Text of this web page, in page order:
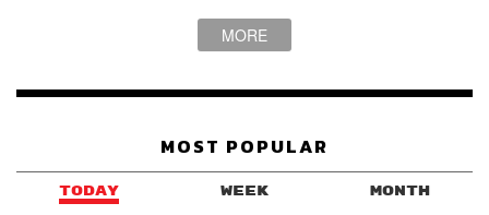
MORE
MOST POPULAR
TODAY WEEK MONTH